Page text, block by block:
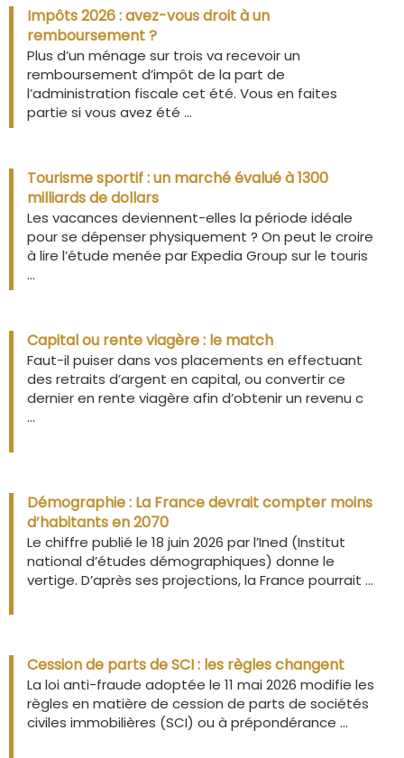
Impôts 2026 : avez-vous droit à un
remboursement ?
Plus d’un ménage sur trois va recevoir un
remboursement d’impôt de la part de
l’administration fiscale cet été. Vous en faites
partie si vous avez été ...
Tourisme sportif : un marché évalué à 1300
milliards de dollars
Les vacances deviennent-elles la période idéale
pour se dépenser physiquement ? On peut le croire
à lire l’étude menée par Expedia Group sur le touris
...
Capital ou rente viagère : le match
Faut-il puiser dans vos placements en effectuant
des retraits d’argent en capital, ou convertir ce
dernier en rente viagère afin d’obtenir un revenu c
...
Démographie : La France devrait compter moins
d’habitants en 2070
Le chiffre publié le 18 juin 2026 par l’Ined (Institut
national d’études démographiques) donne le
vertige. D’après ses projections, la France pourrait ...
Cession de parts de SCI : les règles changent
La loi anti-fraude adoptée le 11 mai 2026 modifie les
règles en matière de cession de parts de sociétés
civiles immobilières (SCI) ou à prépondérance ...